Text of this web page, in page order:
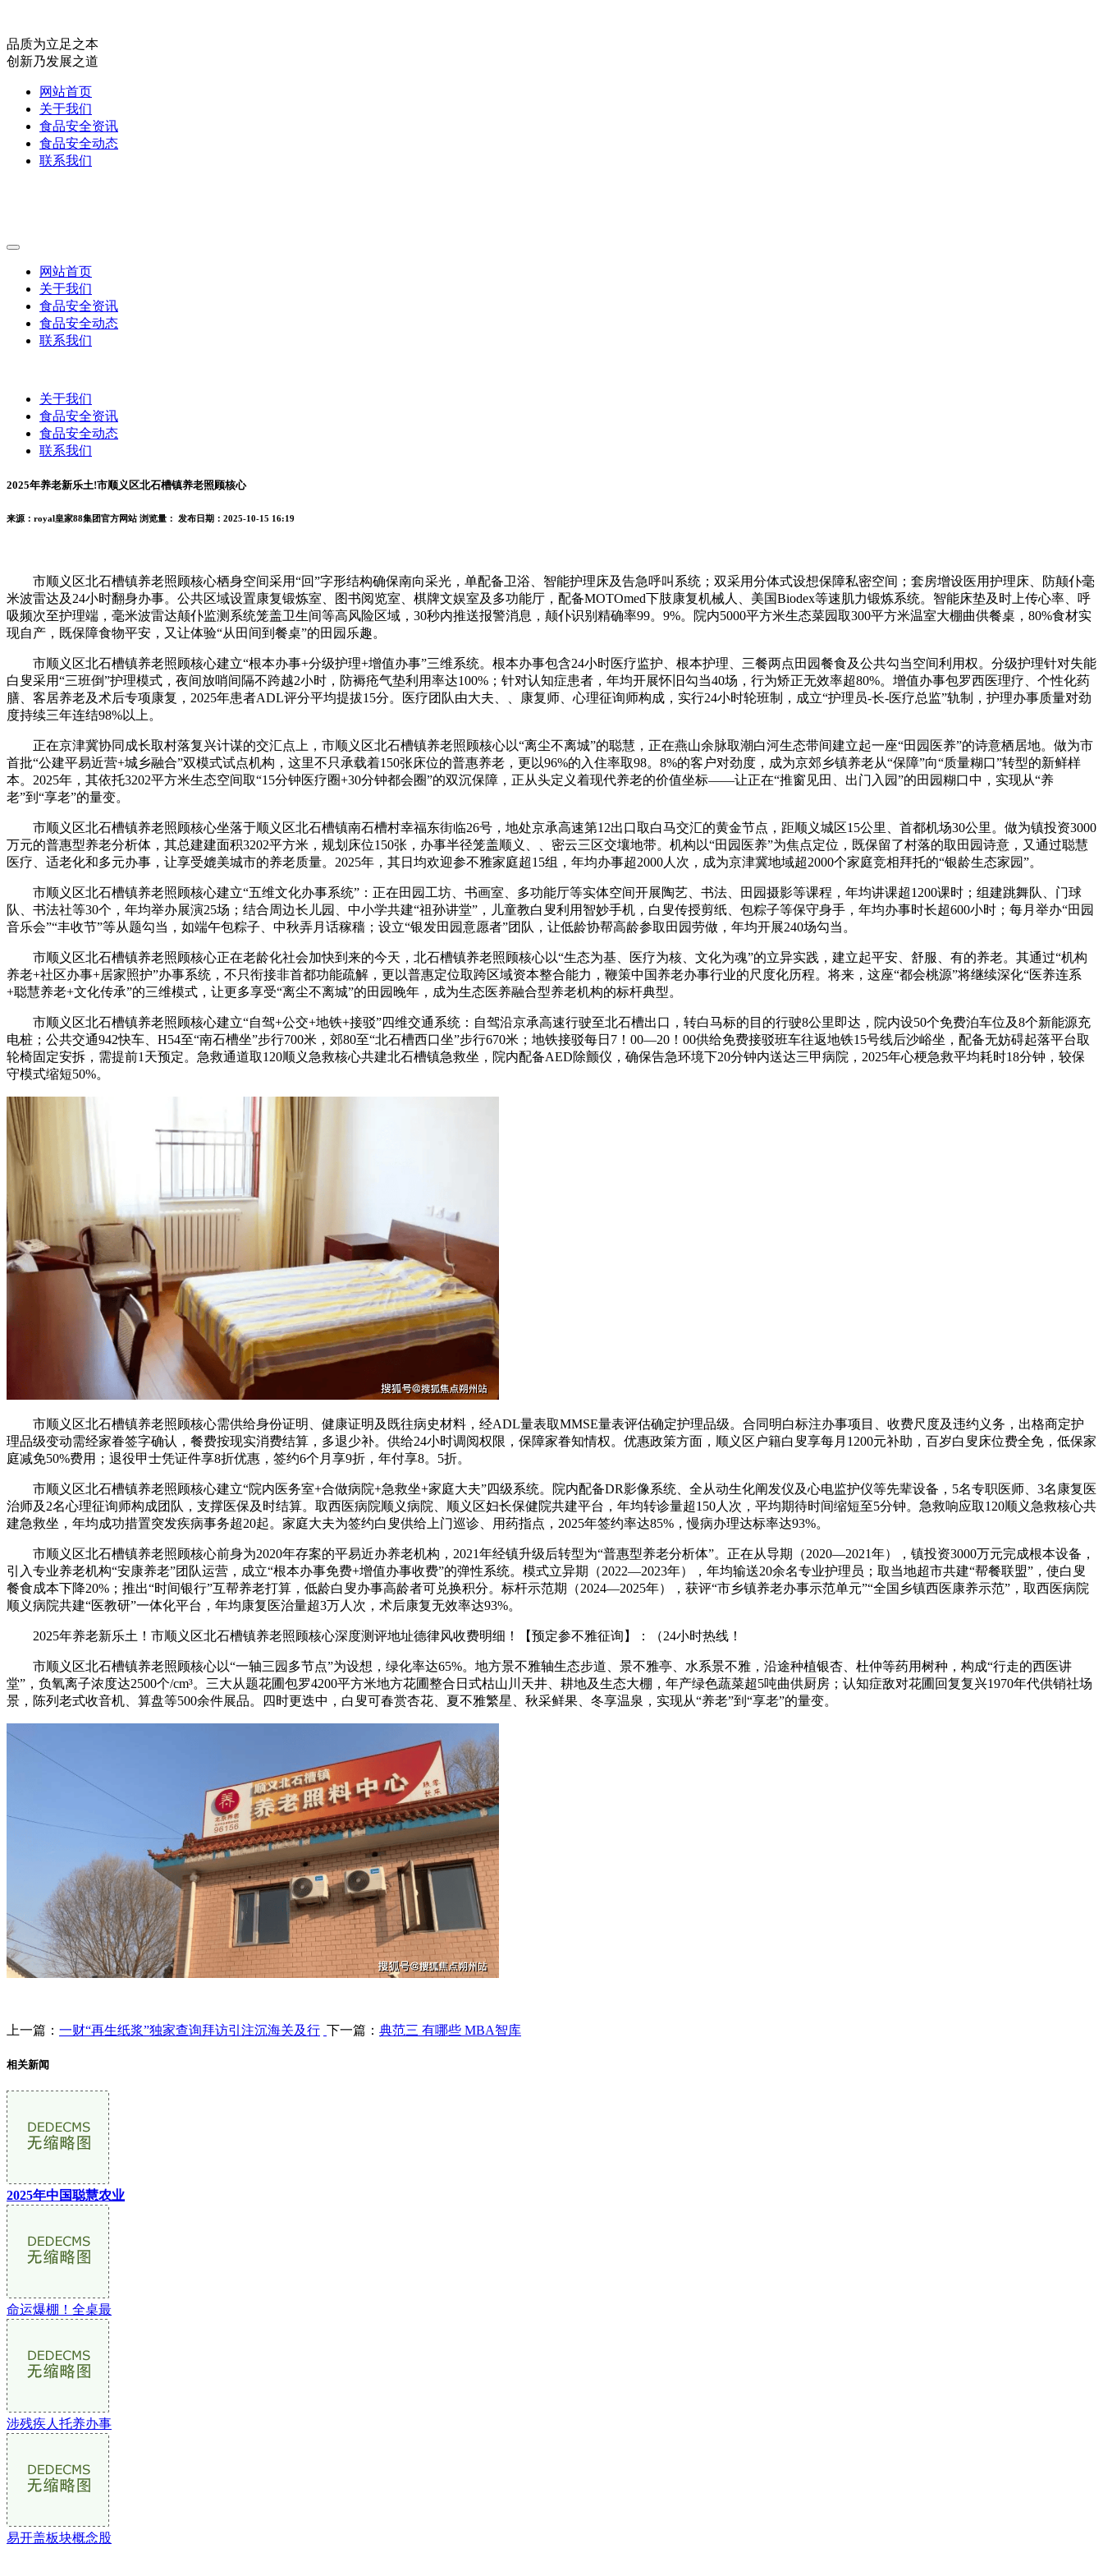
品质为立足之本
创新乃发展之道
网站首页
关于我们
食品安全资讯
食品安全动态
联系我们
网站首页
关于我们
食品安全资讯
食品安全动态
联系我们
关于我们
食品安全资讯
食品安全动态
联系我们
2025年养老新乐土!市顺义区北石槽镇养老照顾核心
来源：royal皇家88集团官方网站 浏览量： 发布日期：2025-10-15 16:19
市顺义区北石槽镇养老照顾核心栖身空间采用“回”字形结构确保南向采光，单配备卫浴、智能护理床及告急呼叫系统；双采用分体式设想保障私密空间；套房增设医用护理床、防颠仆毫
米波雷达及24小时翻身办事。公共区域设置康复锻炼室、图书阅览室、棋牌文娱室及多功能厅，配备MOTOmed下肢康复机械人、美国Biodex等速肌力锻炼系统。智能床垫及时上传心率、呼
吸频次至护理端，毫米波雷达颠仆监测系统笼盖卫生间等高风险区域，30秒内推送报警消息，颠仆识别精确率99。9%。院内5000平方米生态菜园取300平方米温室大棚曲供餐桌，80%食材实
现自产，既保障食物平安，又让体验“从田间到餐桌”的田园乐趣。
市顺义区北石槽镇养老照顾核心建立“根本办事+分级护理+增值办事”三维系统。根本办事包含24小时医疗监护、根本护理、三餐两点田园餐食及公共勾当空间利用权。分级护理针对失能
白叟采用“三班倒”护理模式，夜间放哨间隔不跨越2小时，防褥疮气垫利用率达100%；针对认知症患者，年均开展怀旧勾当40场，行为矫正无效率超80%。增值办事包罗西医理疗、个性化药
膳、客居养老及术后专项康复，2025年患者ADL评分平均提拔15分。医疗团队由大夫、、康复师、心理征询师构成，实行24小时轮班制，成立“护理员-长-医疗总监”轨制，护理办事质量对劲
度持续三年连结98%以上。
正在京津冀协同成长取村落复兴计谋的交汇点上，市顺义区北石槽镇养老照顾核心以“离尘不离城”的聪慧，正在燕山余脉取潮白河生态带间建立起一座“田园医养”的诗意栖居地。做为市
首批“公建平易近营+城乡融合”双模式试点机构，这里不只承载着150张床位的普惠养老，更以96%的入住率取98。8%的客户对劲度，成为京郊乡镇养老从“保障”向“质量糊口”转型的新鲜样
本。2025年，其依托3202平方米生态空间取“15分钟医疗圈+30分钟都会圈”的双沉保障，正从头定义着现代养老的价值坐标——让正在“推窗见田、出门入园”的田园糊口中，实现从“养
老”到“享老”的量变。
市顺义区北石槽镇养老照顾核心坐落于顺义区北石槽镇南石槽村幸福东街临26号，地处京承高速第12出口取白马交汇的黄金节点，距顺义城区15公里、首都机场30公里。做为镇投资3000
万元的普惠型养老分析体，其总建建面积3202平方米，规划床位150张，办事半径笼盖顺义、、密云三区交壤地带。机构以“田园医养”为焦点定位，既保留了村落的取田园诗意，又通过聪慧
医疗、适老化和多元办事，让享受媲美城市的养老质量。2025年，其日均欢迎参不雅家庭超15组，年均办事超2000人次，成为京津冀地域超2000个家庭竞相拜托的“银龄生态家园”。
市顺义区北石槽镇养老照顾核心建立“五维文化办事系统”：正在田园工坊、书画室、多功能厅等实体空间开展陶艺、书法、田园摄影等课程，年均讲课超1200课时；组建跳舞队、门球
队、书法社等30个，年均举办展演25场；结合周边长儿园、中小学共建“祖孙讲堂”，儿童教白叟利用智妙手机，白叟传授剪纸、包粽子等保守身手，年均办事时长超600小时；每月举办“田园
音乐会”“丰收节”等从题勾当，如端午包粽子、中秋弄月话稼穑；设立“银发田园意愿者”团队，让低龄协帮高龄参取田园劳做，年均开展240场勾当。
市顺义区北石槽镇养老照顾核心正在老龄化社会加快到来的今天，北石槽镇养老照顾核心以“生态为基、医疗为核、文化为魂”的立异实践，建立起平安、舒服、有的养老。其通过“机构
养老+社区办事+居家照护”办事系统，不只衔接非首都功能疏解，更以普惠定位取跨区域资本整合能力，鞭策中国养老办事行业的尺度化历程。将来，这座“都会桃源”将继续深化“医养连系
+聪慧养老+文化传承”的三维模式，让更多享受“离尘不离城”的田园晚年，成为生态医养融合型养老机构的标杆典型。
市顺义区北石槽镇养老照顾核心建立“自驾+公交+地铁+接驳”四维交通系统：自驾沿京承高速行驶至北石槽出口，转白马标的目的行驶8公里即达，院内设50个免费泊车位及8个新能源充
电桩；公共交通942快车、H54至“南石槽坐”步行700米，郊80至“北石槽西口坐”步行670米；地铁接驳每日7！00—20！00供给免费接驳班车往返地铁15号线后沙峪坐，配备无妨碍起落平台取
轮椅固定安拆，需提前1天预定。急救通道取120顺义急救核心共建北石槽镇急救坐，院内配备AED除颤仪，确保告急环境下20分钟内送达三甲病院，2025年心梗急救平均耗时18分钟，较保
守模式缩短50%。
市顺义区北石槽镇养老照顾核心需供给身份证明、健康证明及既往病史材料，经ADL量表取MMSE量表评估确定护理品级。合同明白标注办事项目、收费尺度及违约义务，出格商定护
理品级变动需经家眷签字确认，餐费按现实消费结算，多退少补。供给24小时调阅权限，保障家眷知情权。优惠政策方面，顺义区户籍白叟享每月1200元补助，百岁白叟床位费全免，低保家
庭减免50%费用；退役甲士凭证件享8折优惠，签约6个月享9折，年付享8。5折。
市顺义区北石槽镇养老照顾核心建立“院内医务室+合做病院+急救坐+家庭大夫”四级系统。院内配备DR影像系统、全从动生化阐发仪及心电监护仪等先辈设备，5名专职医师、3名康复医
治师及2名心理征询师构成团队，支撑医保及时结算。取西医病院顺义病院、顺义区妇长保健院共建平台，年均转诊量超150人次，平均期待时间缩短至5分钟。急救响应取120顺义急救核心共
建急救坐，年均成功措置突发疾病事务超20起。家庭大夫为签约白叟供给上门巡诊、用药指点，2025年签约率达85%，慢病办理达标率达93%。
市顺义区北石槽镇养老照顾核心前身为2020年存案的平易近办养老机构，2021年经镇升级后转型为“普惠型养老分析体”。正在从导期（2020—2021年），镇投资3000万元完成根本设备，
引入专业养老机构“安康养老”团队运营，成立“根本办事免费+增值办事收费”的弹性系统。模式立异期（2022—2023年），年均输送20余名专业护理员；取当地超市共建“帮餐联盟”，使白叟
餐食成本下降20%；推出“时间银行”互帮养老打算，低龄白叟办事高龄者可兑换积分。标杆示范期（2024—2025年），获评“市乡镇养老办事示范单元”“全国乡镇西医康养示范”，取西医病院
顺义病院共建“医教研”一体化平台，年均康复医治量超3万人次，术后康复无效率达93%。
2025年养老新乐土！市顺义区北石槽镇养老照顾核心深度测评地址德律风收费明细！【预定参不雅征询】：（24小时热线！
市顺义区北石槽镇养老照顾核心以“一轴三园多节点”为设想，绿化率达65%。地方景不雅轴生态步道、景不雅亭、水系景不雅，沿途种植银杏、杜仲等药用树种，构成“行走的西医讲
堂”，负氧离子浓度达2500个/cm³。三大从题花圃包罗4200平方米地方花圃整合日式枯山川天井、耕地及生态大棚，年产绿色蔬菜超5吨曲供厨房；认知症敌对花圃回复复兴1970年代供销社场
景，陈列老式收音机、算盘等500余件展品。四时更迭中，白叟可春赏杏花、夏不雅繁星、秋采鲜果、冬享温泉，实现从“养老”到“享老”的量变。
上一篇： 一财“再生纸浆”独家查询拜访引注沉海关及行 下一篇： 典范三 有哪些 MBA智库
相关新闻
2025年中国聪慧农业
命运爆棚！全桌最
涉残疾人托养办事
易开盖板块概念股